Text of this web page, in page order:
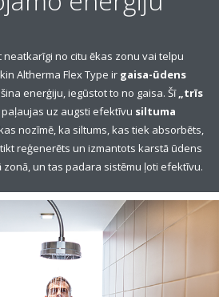
no citu ēkas zonu vai telpu
Altherma Flex Type ir gaisa-ūdens
enerģiju, iegūstot to no gaisa. Šī„trīs
uz augsti efektīvu siltuma
nozīmē, ka siltums, kas tiek absorbēts,
reģenerēts un izmantots karstā ūdens
un tas padara sistēmu ļoti efektīvu.